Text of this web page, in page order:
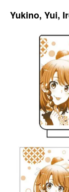
Yukino, Yui,